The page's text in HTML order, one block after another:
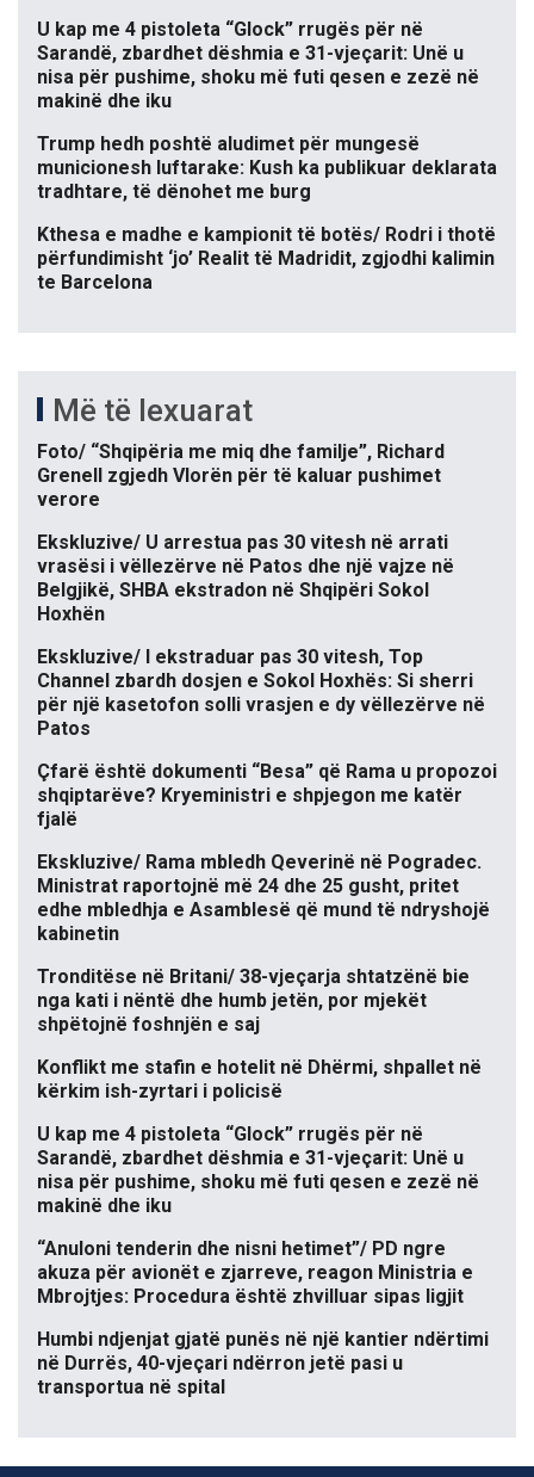
U kap me 4 pistoleta “Glock” rrugës për në
Sarandë, zbardhet dëshmia e 31-vjeçarit: Unë u
nisa për pushime, shoku më futi qesen e zezë në
makinë dhe iku
Trump hedh poshtë aludimet për mungesë
municionesh luftarake: Kush ka publikuar deklarata
tradhtare, të dënohet me burg
Kthesa e madhe e kampionit të botës/ Rodri i thotë
përfundimisht ‘jo’ Realit të Madridit, zgjodhi kalimin
te Barcelona
Më të lexuarat
Foto/ “Shqipëria me miq dhe familje”, Richard
Grenell zgjedh Vlorën për të kaluar pushimet
verore
Ekskluzive/ U arrestua pas 30 vitesh në arrati
vrasësi i vëllezërve në Patos dhe një vajze në
Belgjikë, SHBA ekstradon në Shqipëri Sokol
Hoxhën
Ekskluzive/ I ekstraduar pas 30 vitesh, Top
Channel zbardh dosjen e Sokol Hoxhës: Si sherri
për një kasetofon solli vrasjen e dy vëllezërve në
Patos
Çfarë është dokumenti “Besa” që Rama u propozoi
shqiptarëve? Kryeministri e shpjegon me katër
fjalë
Ekskluzive/ Rama mbledh Qeverinë në Pogradec.
Ministrat raportojnë më 24 dhe 25 gusht, pritet
edhe mbledhja e Asamblesë që mund të ndryshojë
kabinetin
Tronditëse në Britani/ 38-vjeçarja shtatzënë bie
nga kati i nëntë dhe humb jetën, por mjekët
shpëtojnë foshnjën e saj
Konflikt me stafin e hotelit në Dhërmi, shpallet në
kërkim ish-zyrtari i policisë
U kap me 4 pistoleta “Glock” rrugës për në
Sarandë, zbardhet dëshmia e 31-vjeçarit: Unë u
nisa për pushime, shoku më futi qesen e zezë në
makinë dhe iku
“Anuloni tenderin dhe nisni hetimet”/ PD ngre
akuza për avionët e zjarreve, reagon Ministria e
Mbrojtjes: Procedura është zhvilluar sipas ligjit
Humbi ndjenjat gjatë punës në një kantier ndërtimi
në Durrës, 40-vjeçari ndërron jetë pasi u
transportua në spital